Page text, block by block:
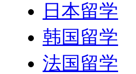
日本留学
韩国留学
法国留学